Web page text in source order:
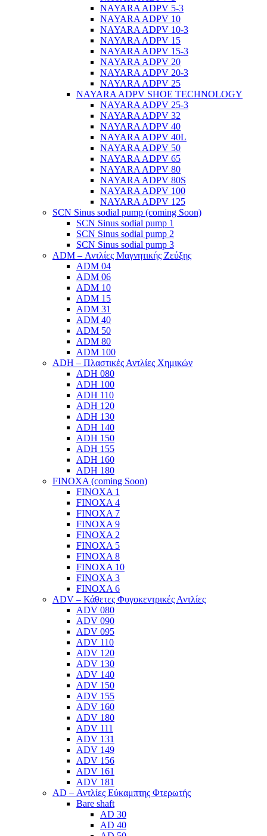
NAYARA ADPV 5-3
NAYARA ADPV 10
NAYARA ADPV 10-3
NAYARA ADPV 15
NAYARA ADPV 15-3
NAYARA ADPV 20
NAYARA ADPV 20-3
NAYARA ADPV 25
NAYARA ADPV SHOE TECHNOLOGY
NAYARA ADPV 25-3
NAYARA ADPV 32
NAYARA ADPV 40
NAYARA ADPV 40L
NAYARA ADPV 50
NAYARA ADPV 65
NAYARA ADPV 80
NAYARA ADPV 80S
NAYARA ADPV 100
NAYARA ADPV 125
SCN Sinus sodial pump (coming Soon)
SCN Sinus sodial pump 1
SCN Sinus sodial pump 2
SCN Sinus sodial pump 3
ADM – Αντλίες Μαγνητικής Ζεύξης
ADM 04
ADM 06
ADM 10
ADM 15
ADM 31
ADM 40
ADM 50
ADM 80
ADM 100
ADH – Πλαστικές Αντλίες Χημικών
ADH 080
ADH 100
ADH 110
ADH 120
ADH 130
ADH 140
ADH 150
ADH 155
ADH 160
ADH 180
FINOXA (coming Soon)
FINOXA 1
FINOXA 4
FINOXA 7
FINOXA 9
FINOXA 2
FINOXA 5
FINOXA 8
FINOXA 10
FINOXA 3
FINOXA 6
ADV – Κάθετες Φυγοκεντρικές Αντλίες
ADV 080
ADV 090
ADV 095
ADV 110
ADV 120
ADV 130
ADV 140
ADV 150
ADV 155
ADV 160
ADV 180
ADV 111
ADV 131
ADV 149
ADV 156
ADV 161
ADV 181
AD – Αντλίες Εύκαμπτης Φτερωτής
Bare shaft
AD 30
AD 40